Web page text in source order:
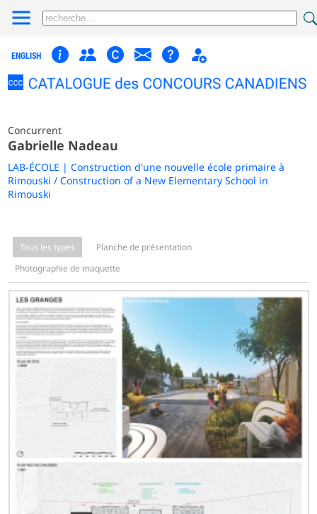
ENGLISH
Concurrent
Gabrielle Nadeau
LAB-ÉCOLE | Construction d'une nouvelle école primaire à
Rimouski / Construction of a New Elementary School in
Rimouski
Tous les types
Planche de présentation
Photographie de maquette